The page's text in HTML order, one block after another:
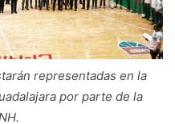
representadas en la
por parte de la